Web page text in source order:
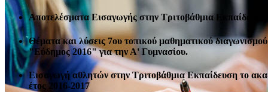
Αποτελέσματα Εισαγωγής στην Τριτοβάθμια Εκπαίδευση
Θέματα και λύσεις 7ου τοπικού μαθηματικού διαγωνισμού
"Εύδημος 2016" για την Α' Γυμνασίου.
Εισαγωγή αθλητών στην Τριτοβάθμια Εκπαίδευση το
έτος 2016-2017